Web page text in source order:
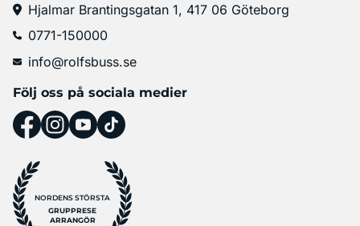
Hjalmar Brantingsgatan 1, 417 06 Göteborg
0771-150000
info@rolfsbuss.se
Följ oss på sociala medier
NORDENS STÖRSTA
GRUPPRESE
ARRANGÖR